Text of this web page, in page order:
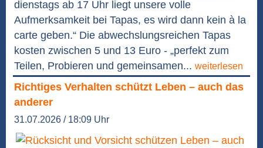
dienstags ab 17 Uhr liegt unsere volle
Aufmerksamkeit bei Tapas, es wird dann kein à la
carte geben.“ Die abwechslungsreichen Tapas
kosten zwischen 5 und 13 Euro - „perfekt zum
Teilen, Probieren und gemeinsamen... weiterlesen
Richtiges Verhalten schützt Leben – auch das
anderer
31.07.2026 / 18:09 Uhr